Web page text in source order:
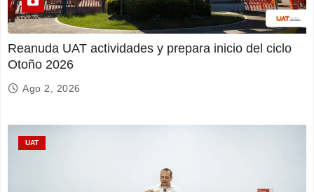
Reanuda UAT actividades y prepara inicio del ciclo
Otoño 2026
Ago 2, 2026
UAT